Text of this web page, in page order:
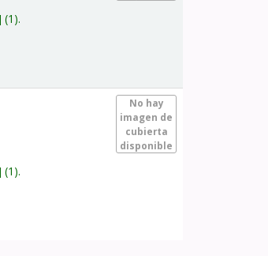
(1).
No hay
imagen de
cubierta
disponible
(1).